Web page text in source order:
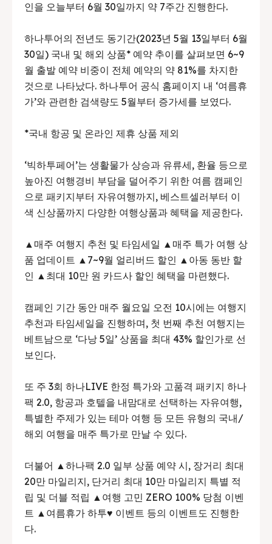
인을 오늘부터 6월 30일까지 약 7주간 진행한다.
하나투어의 전년도 동기간(2023년 5월 13일부터 6월
30일) 국내 및 해외 상품* 예약 추이를 살펴보면 6~9
월 출발 예약 비중이 전체 예약의 약 81%를 차지한
것으로 나타났다. 하나투어 공식 홈페이지 내 ‘여름휴
가’와 관련한 검색량도 5월부터 증가세를 보였다.
*국내 항공 및 온라인 제휴 상품 제외
‘빅하투페어’는 생활물가 상승과 유류세, 환율 등으로
높아진 여행경비 부담을 덜어주기 위한 여름 캠페인
으로 패키지부터 자유여행까지, 베스트셀러부터 이
색 신상품까지 다양한 여행상품과 혜택을 제공한다.
▲매주 여행지 추천 및 타임세일 ▲매주 특가 여행 상
품 업데이트 ▲7~9월 얼리버드 할인 ▲아동 동반 할
인 ▲최대 10만 원 카드사 할인 혜택을 마련했다.
캠페인 기간 동안 매주 월요일 오전 10시에는 여행지
추천과 타임세일을 진행하며, 첫 번째 추천 여행지는
베트남으로 ‘다낭 5일’ 상품을 최대 43% 할인가로 선
보인다.
또 주 3회 하나LIVE 한정 특가와 고품격 패키지 하나
팩 2.0, 항공과 호텔을 내맘대로 선택하는 자유여행,
특별한 주제가 있는 테마 여행 등 모든 유형의 국내/
해외 여행을 매주 특가로 만날 수 있다.
더불어 ▲하나팩 2.0 일부 상품 예약 시, 장거리 최대
20만 마일리지, 단거리 최대 10만 마일리지 특별 적
립 및 더블 적립 ▲여행 고민 ZERO 100% 당첨 이벤
트 ▲여름휴가 하투♥ 이벤트 등의 이벤트도 진행한
다.